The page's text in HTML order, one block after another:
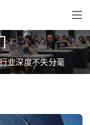
业深度不失分毫